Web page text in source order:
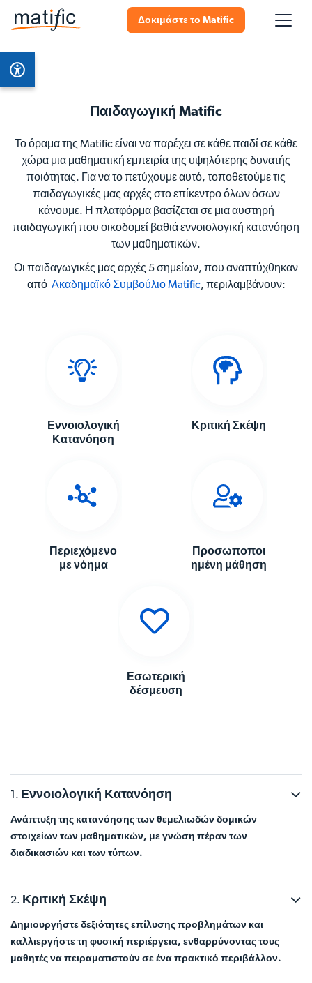
Δοκιμάστε το Matific
Παιδαγωγική Matific
Το όραμα της Matific είναι να παρέχει σε κάθε παιδί σε κάθε
χώρα μια μαθηματική εμπειρία της υψηλότερης δυνατής
ποιότητας. Για να το πετύχουμε αυτό, τοποθετούμε τις
παιδαγωγικές μας αρχές στο επίκεντρο όλων όσων
κάνουμε. Η πλατφόρμα βασίζεται σε μια αυστηρή
παιδαγωγική που οικοδομεί βαθιά εννοιολογική κατανόηση
των μαθηματικών.
Οι παιδαγωγικές μας αρχές 5 σημείων, που αναπτύχθηκαν
από Ακαδημαϊκό Συμβούλιο Matific, περιλαμβάνουν:
Εννοιολογική
Κατανόηση
Κριτική Σκέψη
Περιεχόμενο
με νόημα
Προσωποποι
ημένη μάθηση
Εσωτερική
δέσμευση
Εννοιολογική Κατανόηση
Ανάπτυξη της κατανόησης των θεμελιωδών δομικών
στοιχείων των μαθηματικών, με γνώση πέραν των
διαδικασιών και των τύπων.
Κριτική Σκέψη
Δημιουργήστε δεξιότητες επίλυσης προβλημάτων και
καλλιεργήστε τη φυσική περιέργεια, ενθαρρύνοντας τους
μαθητές να πειραματιστούν σε ένα πρακτικό περιβάλλον.